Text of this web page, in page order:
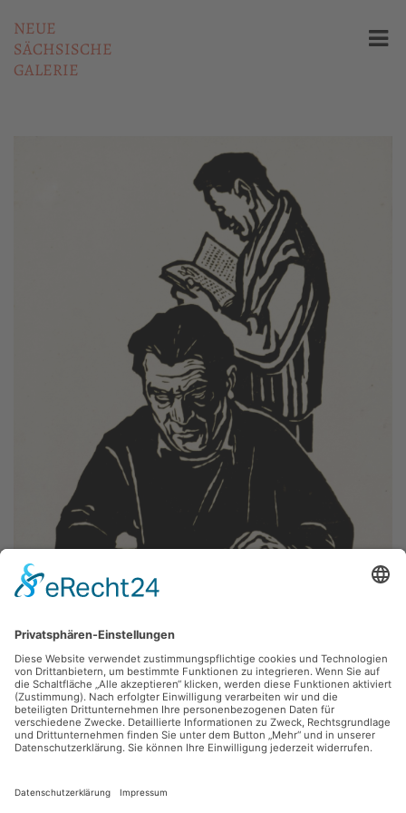
NEUE
SÄCHSISCHE
GALERIE
Robert Diedrichs,Lesende Arbeiter
1960, Holzschnitt, 17.7 x 26.4 cm, Inv.: B-05232
zurück
Bitte schreiben Sie an sammlung@kunsthuette.de